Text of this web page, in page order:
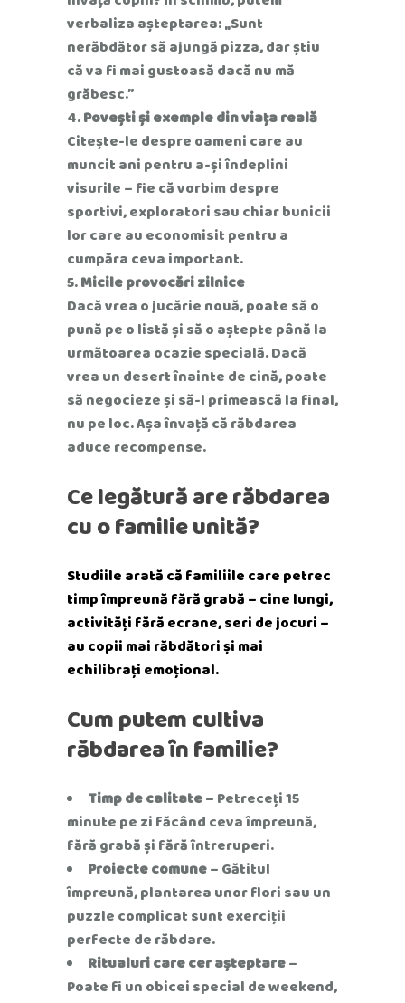
verbaliza așteptarea: „Sunt
nerăbdător să ajungă pizza, dar știu
că va fi mai gustoasă dacă nu mă
grăbesc.”
Povești și exemple din viața reală
Citește-le despre oameni care au
muncit ani pentru a-și îndeplini
visurile – fie că vorbim despre
sportivi, exploratori sau chiar bunicii
lor care au economisit pentru a
cumpăra ceva important.
Micile provocări zilnice
Dacă vrea o jucărie nouă, poate să o
pună pe o listă și să o aștepte până la
următoarea ocazie specială. Dacă
vrea un desert înainte de cină, poate
să negocieze și să-l primească la final,
nu pe loc. Așa învață că răbdarea
aduce recompense.
Ce legătură are răbdarea
cu o familie unită?
Studiile arată că familiile care petrec
timp împreună fără grabă – cine lungi,
activități fără ecrane, seri de jocuri –
au copii mai răbdători și mai
echilibrați emoțional.
Cum putem cultiva
răbdarea în familie?
Timp de calitate– Petreceți 15
minute pe zi făcând ceva împreună,
fără grabă și fără întreruperi.
Proiecte comune– Gătitul
împreună, plantarea unor flori sau un
puzzle complicat sunt exerciții
perfecte de răbdare.
Ritualuri care cer așteptare–
Poate fi un obicei special de weekend,